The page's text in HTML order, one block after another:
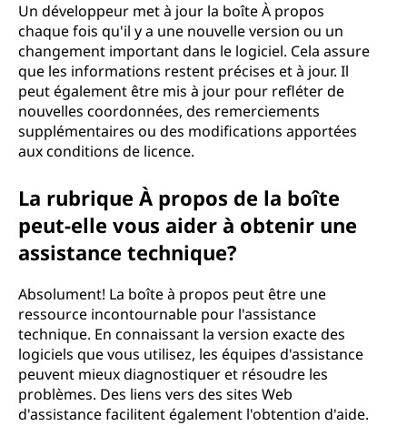
Un développeur met à jour la boîte À propos
chaque fois qu'il y a une nouvelle version ou un
changement important dans le logiciel. Cela assure
que les informations restent précises et à jour. Il
peut également être mis à jour pour refléter de
nouvelles coordonnées, des remerciements
supplémentaires ou des modifications apportées
aux conditions de licence.
La rubrique À propos de la boîte
peut-elle vous aider à obtenir une
assistance technique?
Absolument! La boîte à propos peut être une
ressource incontournable pour l'assistance
technique. En connaissant la version exacte des
logiciels que vous utilisez, les équipes d'assistance
peuvent mieux diagnostiquer et résoudre les
problèmes. Des liens vers des sites Web
d'assistance facilitent également l'obtention d'aide.